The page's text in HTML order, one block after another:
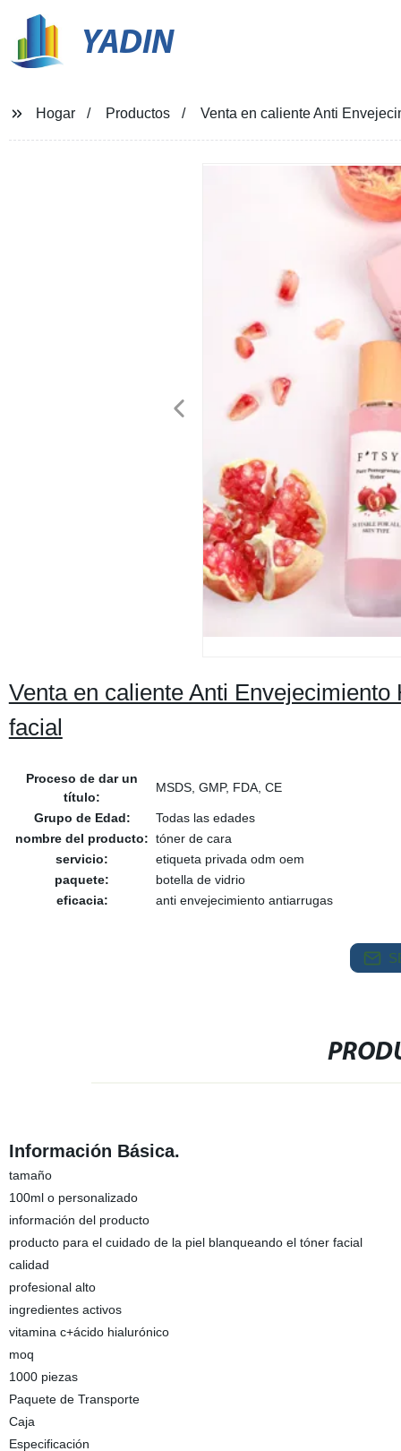
YADIN
Hogar Productos Venta en caliente Anti
Venta en caliente Anti
facial
Proceso de dar un
título:
MSDS, GMP, FDA, CE
Grupo de Edad:
Todas las edades
nombre del producto: tóner de cara
servicio:
etiqueta privada odm oem
paquete:
botella de vidrio
eficacia:
anti envejecimiento antiarrugas
Información Básica.
tamaño
100ml o personalizado
información del producto
producto para el cuidado de la piel blanqueando el tóner facial
calidad
profesional alto
ingredientes activos
vitamina c+ácido hialurónico
moq
1000 piezas
Paquete de Transporte
Caja
Especificación